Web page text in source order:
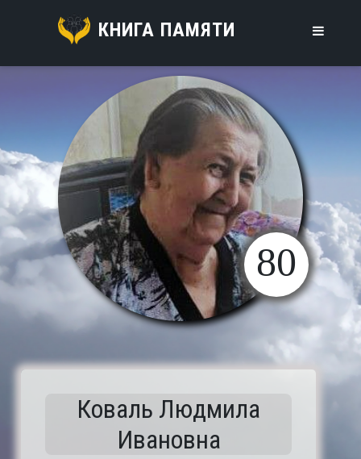
КНИГА ПАМЯТИ
80
Коваль Людмила
Ивановна